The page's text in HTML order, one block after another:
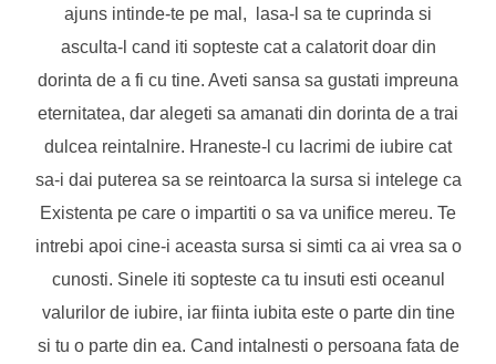
ajuns intinde-te pe mal, lasa-l sa te cuprinda si
asculta-l cand iti sopteste cat a calatorit doar din
dorinta de a fi cu tine. Aveti sansa sa gustati impreuna
eternitatea, dar alegeti sa amanati din dorinta de a trai
dulcea reintalnire. Hraneste-l cu lacrimi de iubire cat
sa-i dai puterea sa se reintoarca la sursa si intelege ca
Existenta pe care o impartiti o sa va unifice mereu. Te
intrebi apoi cine-i aceasta sursa si simti ca ai vrea sa o
cunosti. Sinele iti sopteste ca tu insuti esti oceanul
valurilor de iubire, iar fiinta iubita este o parte din tine
si tu o parte din ea. Cand intalnesti o persoana fata de